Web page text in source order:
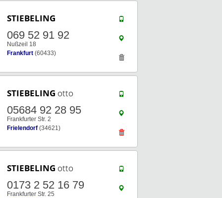
STIEBELING
069 52 91 92
Nußzeil 18
Frankfurt (60433)
STIEBELING otto
05684 92 28 95
Frankfurter Str. 2
Frielendorf (34621)
STIEBELING otto
0173 2 52 16 79
Frankfurter Str. 25